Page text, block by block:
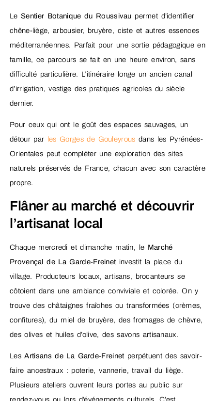
LeSentier Botanique du Roussivau permet d’identifier
chêne-liège, arbousier, bruyère, ciste et autres essences
méditerranéennes. Parfait pour une sortie pédagogique en
famille, ce parcours se fait en une heure environ, sans
difficulté particulière. L’itinéraire longe un ancien canal
d’irrigation, vestige des pratiques agricoles du siècle
dernier.
Pour ceux qui ont le goût des espaces sauvages, un
détour par les Gorges de Gouleyrous dans les Pyrénées-
Orientales peut compléter une exploration des sites
naturels préservés de France, chacun avec son caractère
propre.
Flâner au marché et découvrir
l’artisanat local
Chaque mercredi et dimanche matin, le Marché
Provençal de La Garde-Freinet investit la place du
village. Producteurs locaux, artisans, brocanteurs se
côtoient dans une ambiance conviviale et colorée. On y
trouve des châtaignes fraîches ou transformées (crèmes,
confitures), du miel de bruyère, des fromages de chèvre,
des olives et huiles d’olive, des savons artisanaux.
LesArtisans de La Garde-Freinet perpétuent des savoir-
faire ancestraux : poterie, vannerie, travail du liège.
Plusieurs ateliers ouvrent leurs portes au public sur